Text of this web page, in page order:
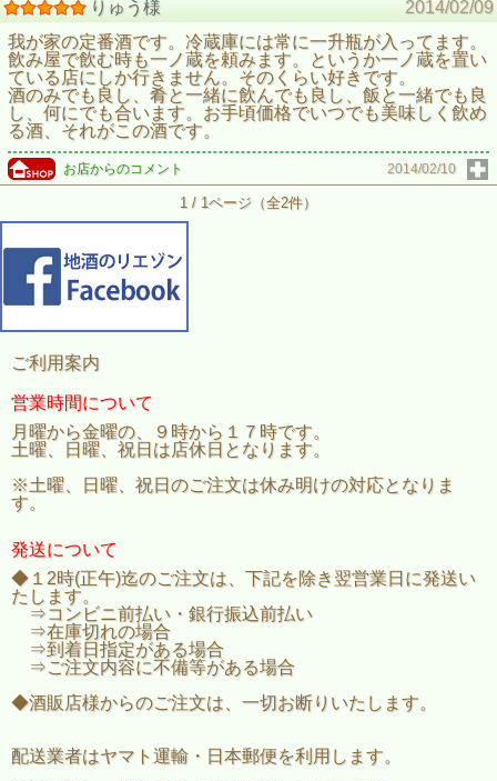
りゅう様
2014/02/09
我が家の定番酒です。冷蔵庫には常に一升瓶が入ってます。
飲み屋で飲む時も一ノ蔵を頼みます。というか一ノ蔵を置い
ている店にしか行きません。そのくらい好きです。
酒のみでも良し、肴と一緒に飲んでも良し、飯と一緒でも良
し、何にでも合います。お手頃価格でいつでも美味しく飲め
る酒、それがこの酒です。
お店からのコメント 2014/02/10
1 / 1ページ（全2件）
ご利用案内
営業時間について
月曜から金曜の、９時から１７時です。
土曜、日曜、祝日は店休日となります。
※土曜、日曜、祝日のご注文は休み明けの対応となりま
す。
発送について
◆１2時(正午)迄のご注文は、下記を除き翌営業日に発送い
たします。
⇒コンビニ前払い・銀行振込前払い
⇒在庫切れの場合
⇒到着日指定がある場合
⇒ご注文内容に不備等がある場合
◆酒販店様からのご注文は、一切お断りいたします。
配送業者はヤマト運輸・日本郵便を利用します。